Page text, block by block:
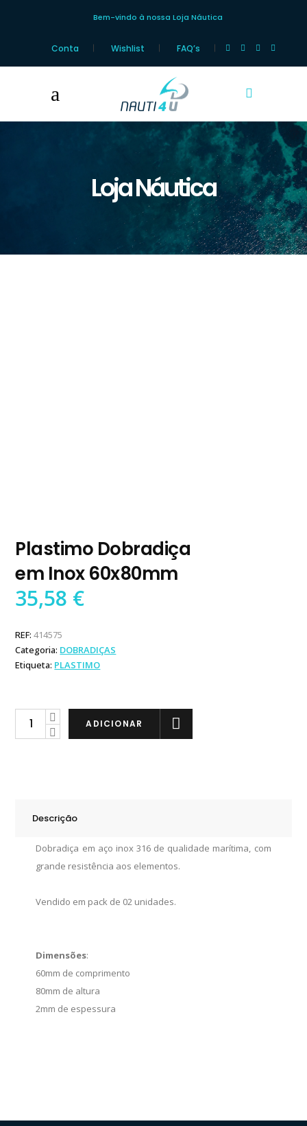
Bem-vindo à nossa Loja Náutica
Conta Wishlist FAQ’s
Loja Náutica
Plastimo Dobradiça
em Inox 60x80mm
35,58 €
REF:414575
Categoria: DOBRADIÇAS
Etiqueta: PLASTIMO
Plastimo
Dobradiça
ADICIONAR
Descrição
Dobradiça em aço inox 316 de qualidade marítima, com
grande resistência aos elementos.
Vendido em pack de 02 unidades.
Dimensões:
60mm de comprimento
80mm de altura
2mm de espessura